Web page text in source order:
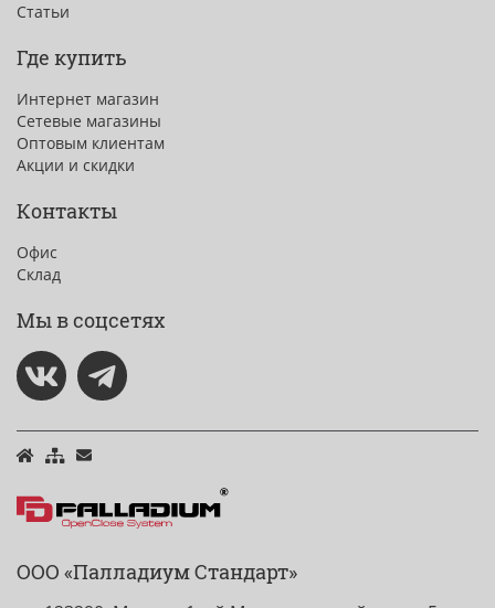
Статьи
Где купить
Интернет магазин
Сетевые магазины
Оптовым клиентам
Акции и скидки
Контакты
Офис
Склад
Мы в соцсетях
ООО «Палладиум Стандарт»